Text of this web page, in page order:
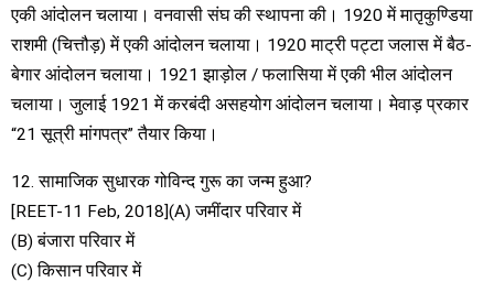
एकी आंदोलन चलाया। वनवासी संघ की स्थापना की। 1920 में मातृकुण्डिया
राशमी (चित्तौड़) में एकी आंदोलन चलाया। 1920 माट्री पट्टा जलास में बैठ-
बेगार आंदोलन चलाया। 1921 झाड़ोल / फलासिया में एकी भील आंदोलन
चलाया। जुलाई 1921 में करबंदी असहयोग आंदोलन चलाया। मेवाड़ प्रकार
“21 सूत्री मांगपत्र” तैयार किया।
12. सामाजिक सुधारक गोविन्द गुरू का जन्म हुआ?
[REET-11 Feb, 2018](A) जमींदार परिवार में
(B) बंजारा परिवार में
(C) किसान परिवार में